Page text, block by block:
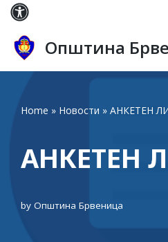
Skip
to
content
Општина
Home » Новости » АНКЕТЕН
АНКЕТЕН
by Општина Брвеница